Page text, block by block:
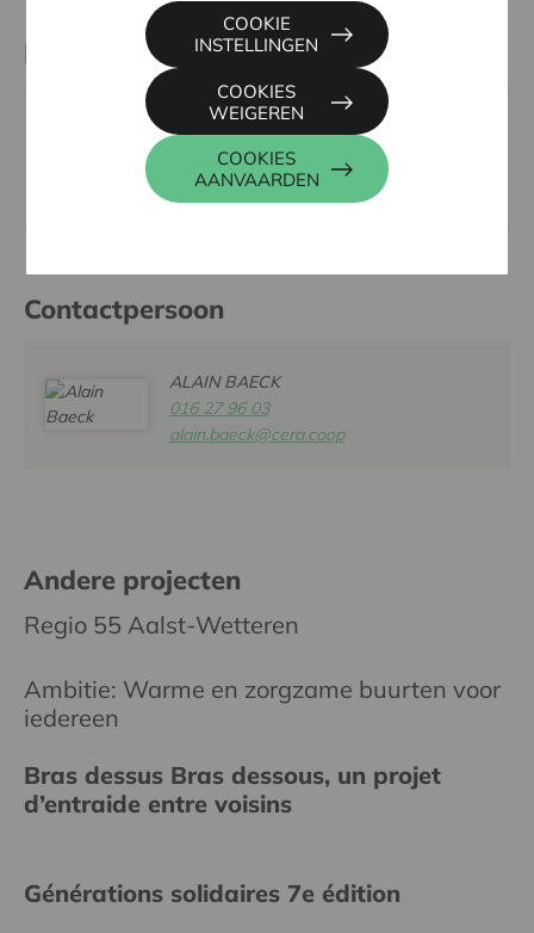
Partner
NATUURPUNT AALST, COXIESTRAAT 11, 2800
aalst@natuurpunt.be
Contactpersoon
ALAIN BAECK
016 27 96 03
alain.baeck@cera.coop
Andere projecten
Regio 55 Aalst-Wetteren
Ambitie: Warme en zorgzame buurten voor
iedereen
Bras dessus Bras dessous, un projet
d’entraide entre voisins
Générations solidaires 7e édition
COOKIES
AANVAARDEN
COOKIES
WEIGEREN
COOKIE
INSTELLINGEN